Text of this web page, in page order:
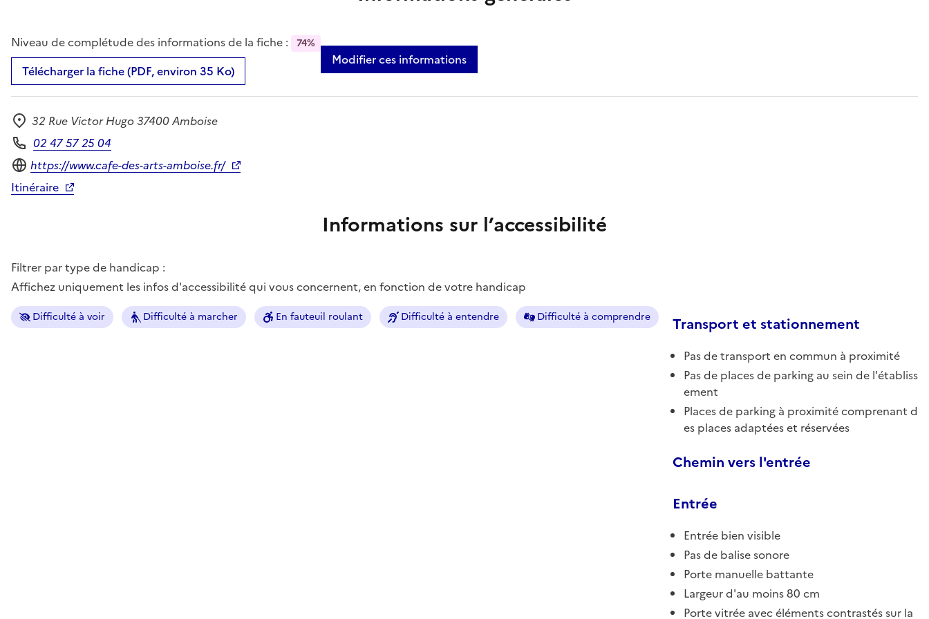
Niveau de complétude des informations de la fiche : 74%
Télécharger la fiche (PDF, environ 35 Ko)
Modifier ces informations
Adresse
32 Rue Victor Hugo 37400 Amboise
Téléphone
02 47 57 25 04
Site internet
https://www.cafe-des-arts-amboise.fr/
Itinéraire
Informations sur l’accessibilité
Filtrer par type de handicap :
Affichez uniquement les infos d'accessibilité qui vous concernent, en fonction de votre handicap
Difficulté à voir Difficulté à marcher En fauteuil roulant Difficulté à entendre Difficulté à comprendre Transport et stationnement
Pas de transport en commun à proximité
Pas de places de parking au sein de l'établiss
ement
Places de parking à proximité comprenant d
es places adaptées et réservées
Chemin vers l'entrée
Entrée
Entrée bien visible
Pas de balise sonore
Porte manuelle battante
Largeur d'au moins 80 cm
Porte vitrée avec éléments contrastés sur la